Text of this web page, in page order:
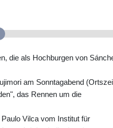
die als Hochburgen von
am Sonntagabend
das Rennen um die
Vilca vom Institut für